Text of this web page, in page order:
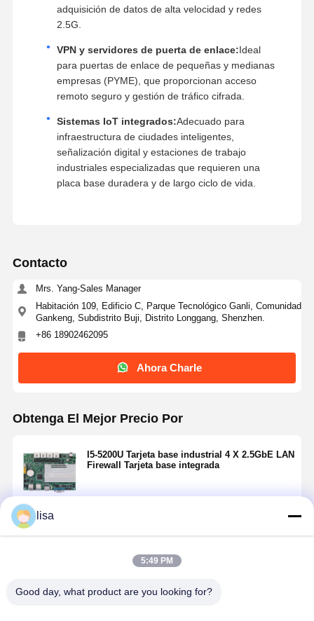
adquisición de datos de alta velocidad y redes
2.5G.
VPN y servidores de puerta de enlace:Ideal
para puertas de enlace de pequeñas y medianas
empresas (PYME), que proporcionan acceso
remoto seguro y gestión de tráfico cifrada.
Sistemas IoT integrados:Adecuado para
infraestructura de ciudades inteligentes,
señalización digital y estaciones de trabajo
industriales especializadas que requieren una
placa base duradera y de largo ciclo de vida.
Contacto
Mrs. Yang-Sales Manager
Habitación 109, Edificio C, Parque Tecnológico Ganli, Comunidad
Gankeng, Subdistrito Buji, Distrito Longgang, Shenzhen.
+86 18902462095
Ahora Charle
Obtenga El Mejor Precio Por
I5-5200U Tarjeta base industrial 4 X 2.5GbE LAN
Firewall Tarjeta base integrada
lisa
5:49 PM
Good day, what product are you looking for?